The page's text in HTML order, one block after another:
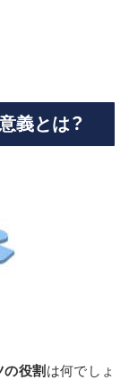
義とは？
の役割 は何でしょ